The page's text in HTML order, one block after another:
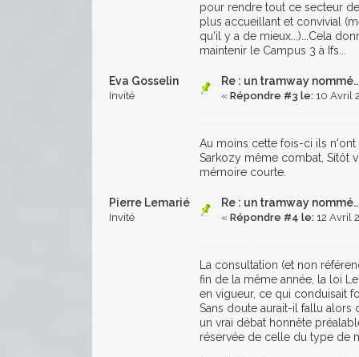
pour rendre tout ce secteur
plus accueillant et convivial
qu'il y a de mieux...)...Cela
maintenir le Campus 3 à Ifs...
Eva Gosselin
Invité
Re : un tramway
« Répondre #3 le: 10 Avril
Au moins cette fois-ci ils
Sarkozy même combat, Sitôt
mémoire courte.
Pierre Lemarié
Invité
Re : un tramway
« Répondre #4 le: 12 Avril
La consultation (et non
fin de la même année, la loi
en vigueur, ce qui conduisait
Sans doute aurait-il fallu
un vrai débat honnête
réservée de celle du type de